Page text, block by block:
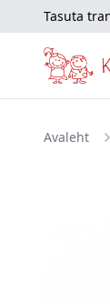
Tasuta
Avaleht